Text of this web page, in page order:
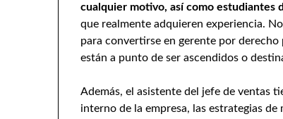
cualquier motivo, así como estudiantes
que realmente adquieren experiencia.
para convertirse en gerente por
están a punto de ser ascendidos o
Además, el asistente del jefe de ventas
interno de la empresa, las estrategias